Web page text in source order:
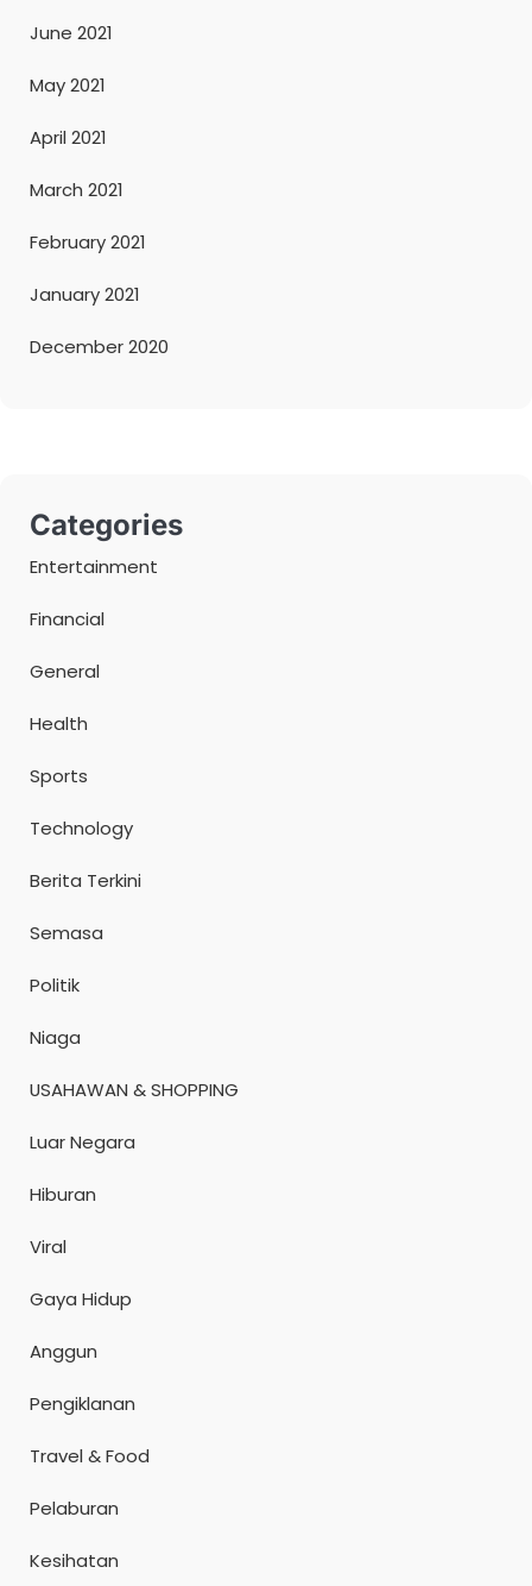
June 2021
May 2021
April 2021
March 2021
February 2021
January 2021
December 2020
Categories
Entertainment
Financial
General
Health
Sports
Technology
Berita Terkini
Semasa
Politik
Niaga
USAHAWAN & SHOPPING
Luar Negara
Hiburan
Viral
Gaya Hidup
Anggun
Pengiklanan
Travel & Food
Pelaburan
Kesihatan